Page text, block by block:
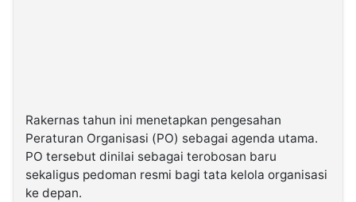
Rakernas tahun ini menetapkan pengesahan
Peraturan Organisasi (PO) sebagai agenda utama.
PO tersebut dinilai sebagai terobosan baru
sekaligus pedoman resmi bagi tata kelola organisasi
ke depan.